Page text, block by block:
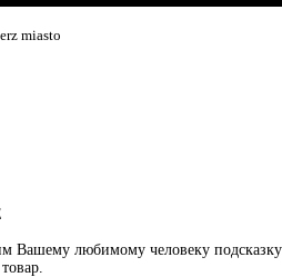
Вашему любимому человеку подсказку